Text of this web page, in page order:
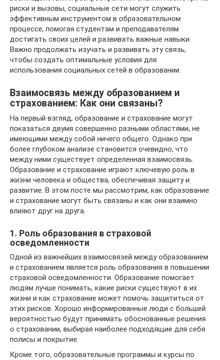
риски и вызовы, социальные сети могут служить
эффективным инструментом в образовательном
процессе, помогая студентам и преподавателям
достигать своих целей и развивать важные навыки.
Важно продолжать изучать и развивать эту связь,
чтобы создать оптимальные условия для
использования социальных сетей в образовании.
Взаимосвязь между образованием и
страхованием: Как они связаны?
На первый взгляд, образование и страхование могут
показаться двумя совершенно разными областями, не
имеющими между собой ничего общего. Однако при
более глубоком анализе становится очевидно, что
между ними существует определенная взаимосвязь.
Образование и страхование играют ключевую роль в
жизни человека и общества, обеспечивая защиту и
развитие. В этом посте мы рассмотрим, как образование
и страхование могут быть связаны и как они взаимно
влияют друг на друга.
1. Роль образования в страховой
осведомленности
Одной из важнейших взаимосвязей между образованием
и страхованием является роль образования в повышении
страховой осведомленности. Образование помогает
людям лучше понимать, какие риски существуют в их
жизни и как страхование может помочь защититься от
этих рисков. Хорошо информированные люди с большей
вероятностью будут принимать обоснованные решения
о страховании, выбирая наиболее подходящие для себя
полисы и покрытие.
Кроме того, образовательные программы и курсы по